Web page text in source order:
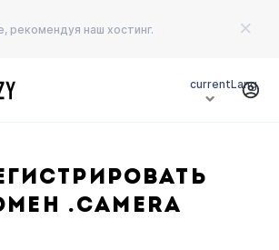
рекомендуя наш хостинг.
currentLang
.CAMERA